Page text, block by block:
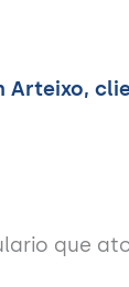
que